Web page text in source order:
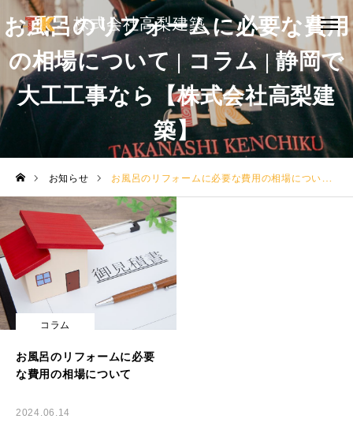
株式会社高梨建築
お風呂のリフォームに必要な費用
の相場について | コラム | 静岡で
大工工事なら【株式会社高梨建
築】
お知らせ お風呂のリフォームに必要な費用の相場について | コラム | 静岡で大工工事なら【株式会社高梨建築】
コラム
お風呂のリフォームに必要
な費用の相場について
2024.06.14
株式会社高梨建築
HOME
リフォーム事業
ドローン事業
実績
ご依頼の流れ
お知らせ
お問い合わせ